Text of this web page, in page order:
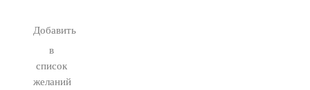
Добавить
в
список
желаний